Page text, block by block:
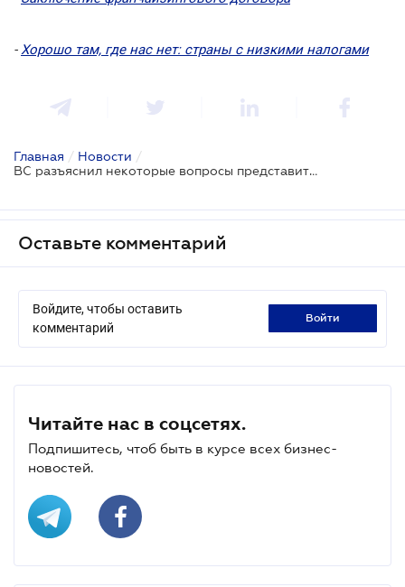
-Хорошо там, где нас нет: страны с низкими налогами
Главная / Новости /
ВС разъяснил некоторые вопросы представительства в суде интересов иностранных юрлиц
Оставьте комментарий
Войдите, чтобы оставить
комментарий
войти
Читайте нас в соцсетях.
Подпишитесь, чтоб быть в курсе всех бизнес-
новостей.